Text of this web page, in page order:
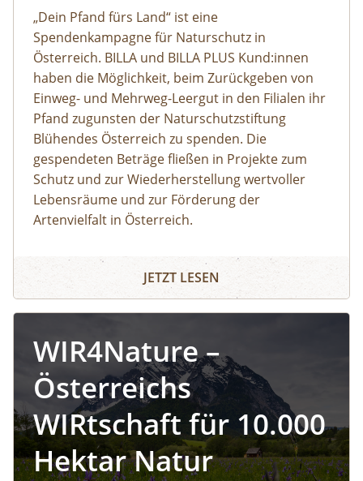
„Dein Pfand fürs Land“ ist eine
Spendenkampagne für Naturschutz in
Österreich. BILLA und BILLA PLUS Kund:innen
haben die Möglichkeit, beim Zurückgeben von
Einweg- und Mehrweg-Leergut in den Filialen ihr
Pfand zugunsten der Naturschutzstiftung
Blühendes Österreich zu spenden. Die
gespendeten Beträge fließen in Projekte zum
Schutz und zur Wiederherstellung wertvoller
Lebensräume und zur Förderung der
Artenvielfalt in Österreich.
JETZT LESEN
WIR4Nature –
Österreichs
WIRtschaft für 10.000
Hektar Natur